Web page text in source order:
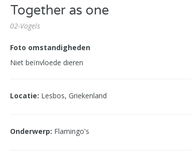
Together as one
02-Vogels
Foto omstandigheden
Niet beïnvloede dieren
Locatie: Lesbos, Griekenland
Onderwerp: Flamingo's